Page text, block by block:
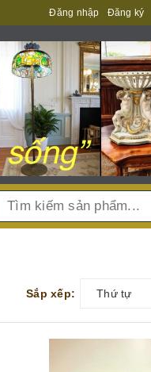
Đăng nhập Đăng ký
Sắp xếp: Thứ tự